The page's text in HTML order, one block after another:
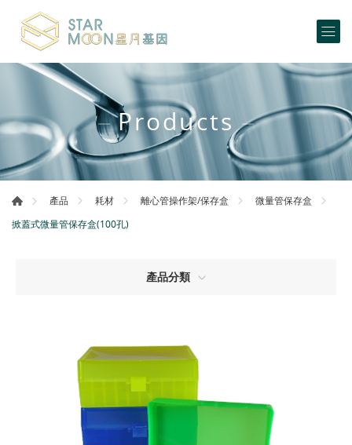
Products
產品 耗材 離心管操作架/保存盒
微量管保存盒
掀蓋式微量管保存盒(100孔)
產品分類